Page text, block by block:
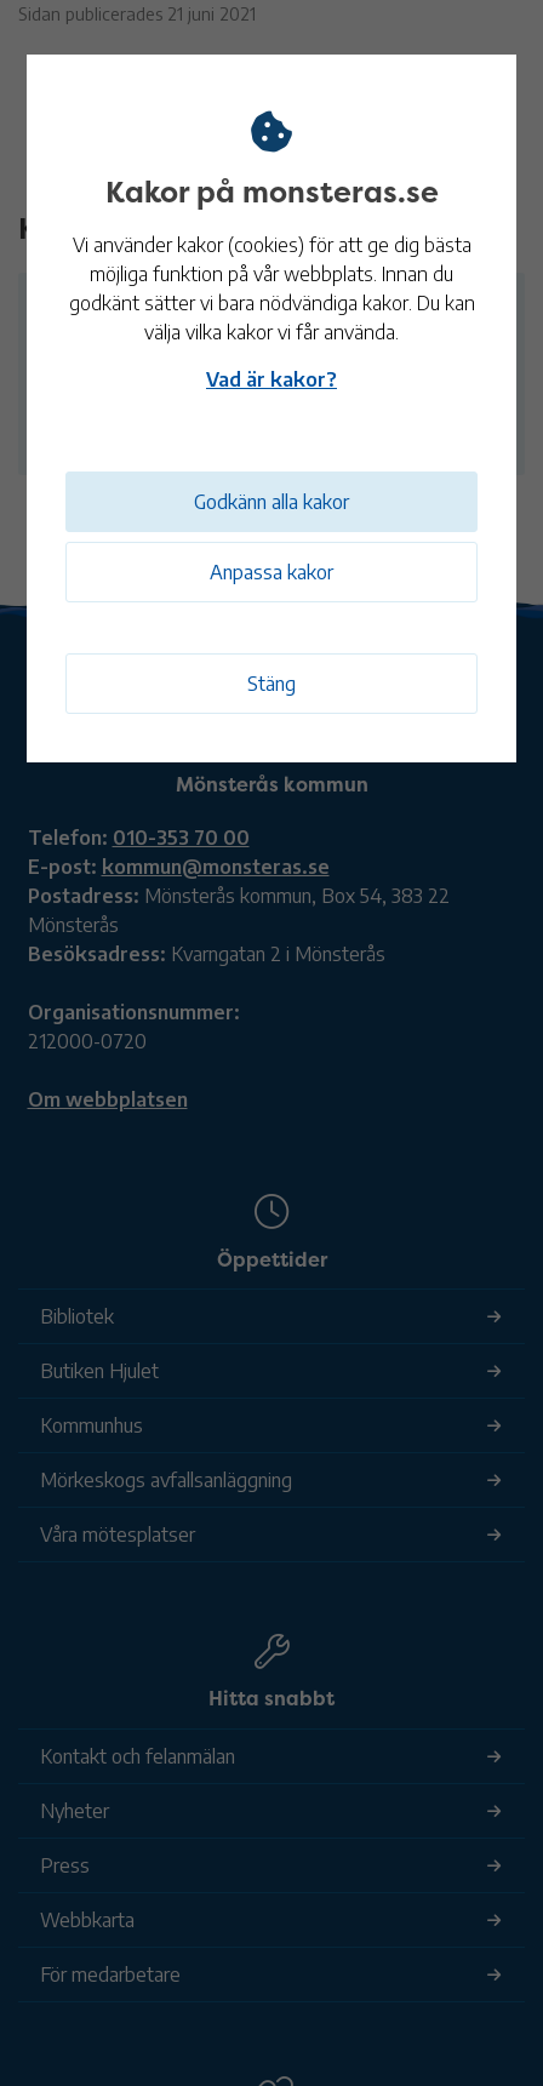
Sidan publicerades 21 juni 2021
Kontakt
Cecilia Drehmer
Mönsterås kommun
Telefon: 010-353 70 00
E-post: kommun@monsteras.se
Postadress: Mönsterås kommun, Box 54, 383 22
Mönsterås
Besöksadress: Kvarngatan 2 i Mönsterås
Organisationsnummer:
212000-0720
Om webbplatsen
Öppettider
Bibliotek
Butiken Hjulet
Kommunhus
Mörkeskogs avfallsanläggning
Våra mötesplatser
Hitta snabbt
Kontakt och felanmälan
Nyheter
Press
Webbkarta
För medarbetare
Kakor på monsteras.se
Vi använder kakor (cookies) för att ge dig bästa
möjliga funktion på vår webbplats. Innan du
godkänt sätter vi bara nödvändiga kakor. Du kan
välja vilka kakor vi får använda.
Vad är kakor?
Anpassa kakor
Stäng
Godkänn alla kakor